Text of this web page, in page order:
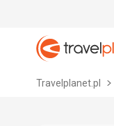
Travelplanet.pl
Travelplanet.pl